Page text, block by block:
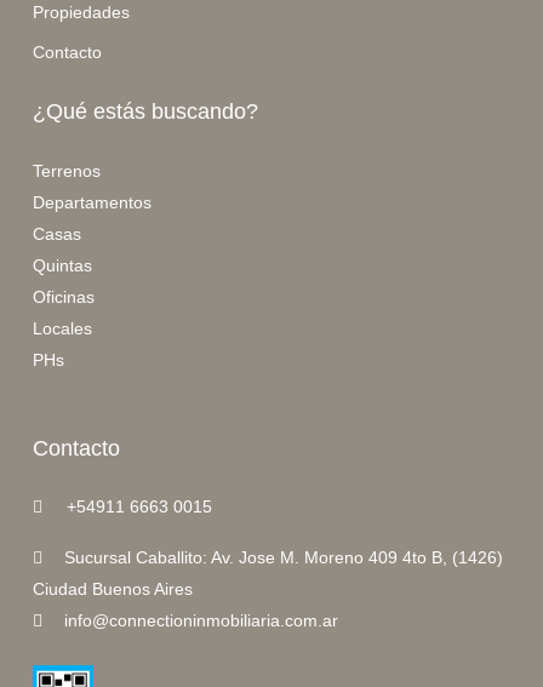
Propiedades
Contacto
¿Qué estás buscando?
Terrenos
Departamentos
Casas
Quintas
Oficinas
Locales
PHs
Contacto
+54911 6663 0015
Sucursal Caballito: Av. Jose M. Moreno 409 4to B, (1426)
Ciudad Buenos Aires
info@connectioninmobiliaria.com.ar